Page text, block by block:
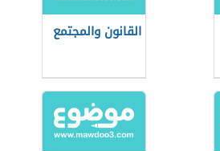
القانون والمجتمع